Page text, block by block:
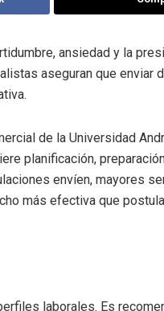
ansiedad y la
aseguran que enviar
de la Universidad
planificación,
envíen, mayores
más efectiva que
laborales. Es